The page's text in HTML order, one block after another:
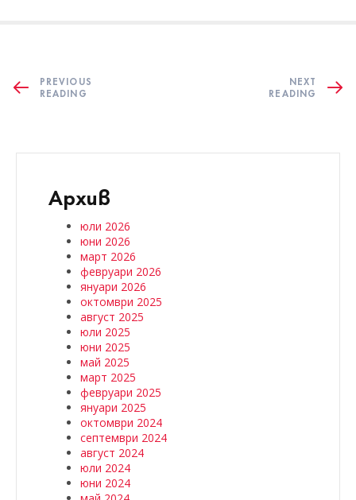
PREVIOUS
READING
NEXT
READING
Архив
юли 2026
юни 2026
март 2026
февруари 2026
януари 2026
октомври 2025
август 2025
юли 2025
юни 2025
май 2025
март 2025
февруари 2025
януари 2025
октомври 2024
септември 2024
август 2024
юли 2024
юни 2024